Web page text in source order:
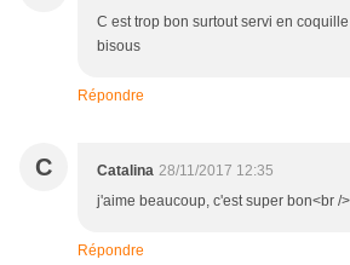
C est trop bon surtout servi en
bisous
Répondre
C Catalina 28/11/2017 12:35
j'aime beaucoup, c'est super bon<br /
Répondre